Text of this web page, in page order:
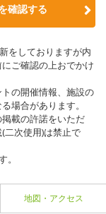
確認する
をしておりますが内
ご確認の上おでかけ
の開催情報、施設の
場合があります。
載の許諾をいただ
二次使用)は禁止で
地図・アクセス